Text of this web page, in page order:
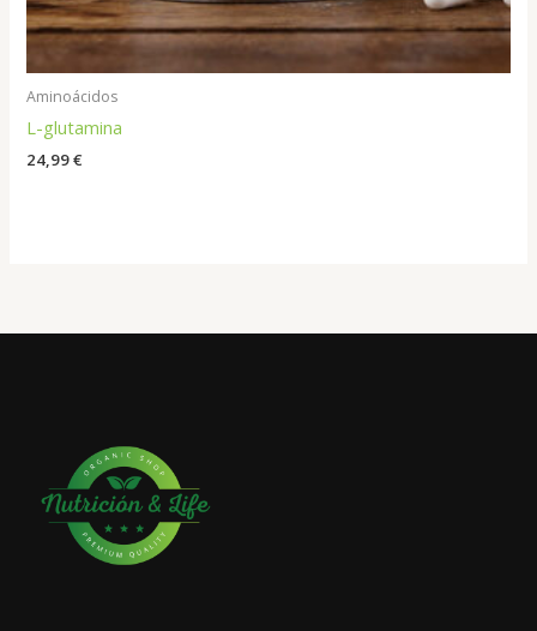
Aminoácidos
L-glutamina
24,99€